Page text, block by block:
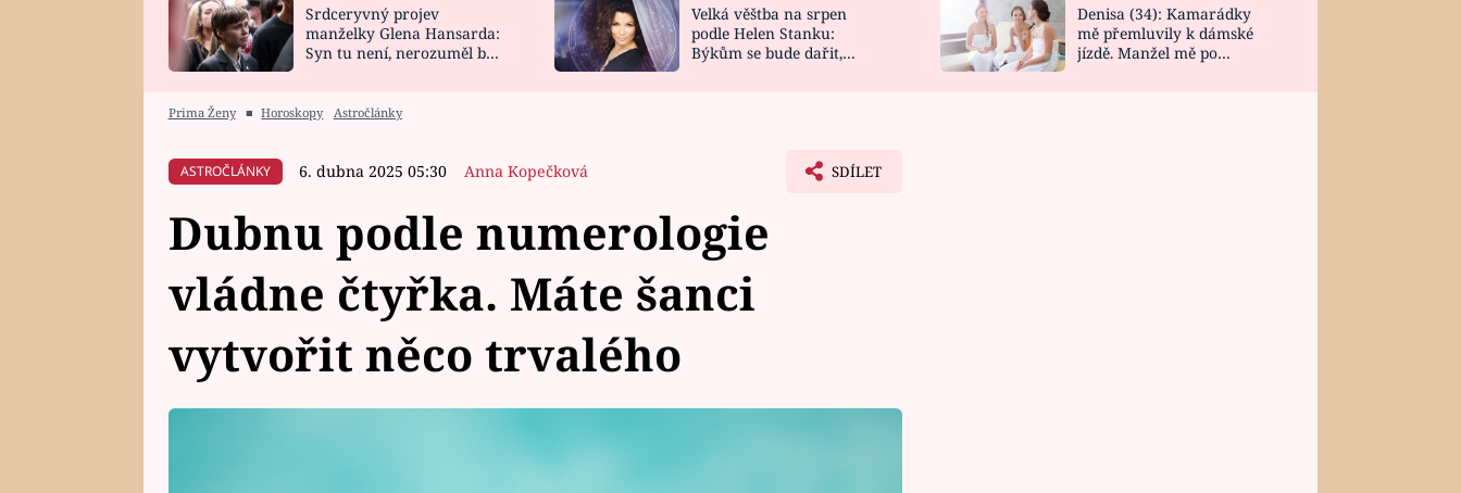
HOROSKOP NA
CELEBRITY
VAŘENÍ
NOVINKY
VIDEORECEPTY
DESIGN
Srdceryvný projev
manželky Glena Hansarda:
Syn tu není, nerozuměl by
Velká věštba na srpen
podle Helen Stanku:
Býkům se bude dařit,
Denisa (34): Kamarádky
mě přemluvily k dámské
jízdě. Manžel mě po
Prima Ženy ■ Horoskopy Astročlánky
ASTROČLÁNKY 6. dubna 2025 05:30 Anna Kopečková SDÍLET
Dubnu podle numerologie
vládne čtyřka. Máte šanci
vytvořit něco trvalého